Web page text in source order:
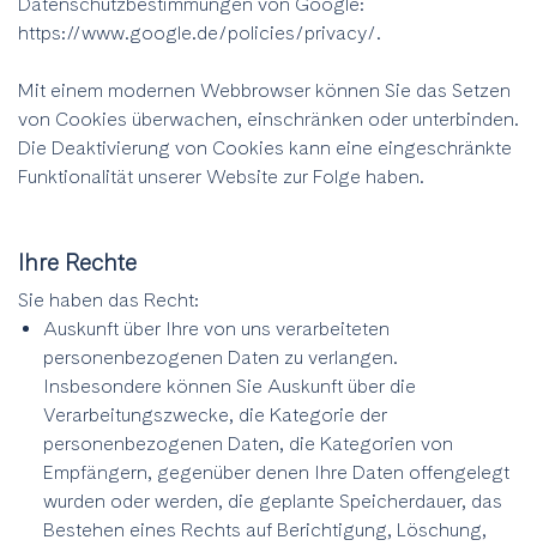
https://www.google.de/policies/privacy/.
Mit einem modernen Webbrowser können Sie das Setzen
von Cookies überwachen, einschränken oder unterbinden.
Die Deaktivierung von Cookies kann eine eingeschränkte
Funktionalität unserer Website zur Folge haben.
Ihre Rechte
Sie haben das Recht:
Auskunft über Ihre von uns verarbeiteten
personenbezogenen Daten zu verlangen.
Insbesondere können Sie Auskunft über die
Verarbeitungszwecke, die Kategorie der
personenbezogenen Daten, die Kategorien von
Empfängern, gegenüber denen Ihre Daten offengelegt
wurden oder werden, die geplante Speicherdauer, das
Bestehen eines Rechts auf Berichtigung, Löschung,